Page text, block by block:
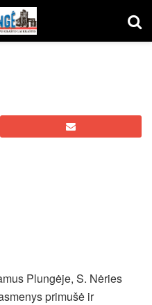
Plungėje, S. Nėries
primušė ir